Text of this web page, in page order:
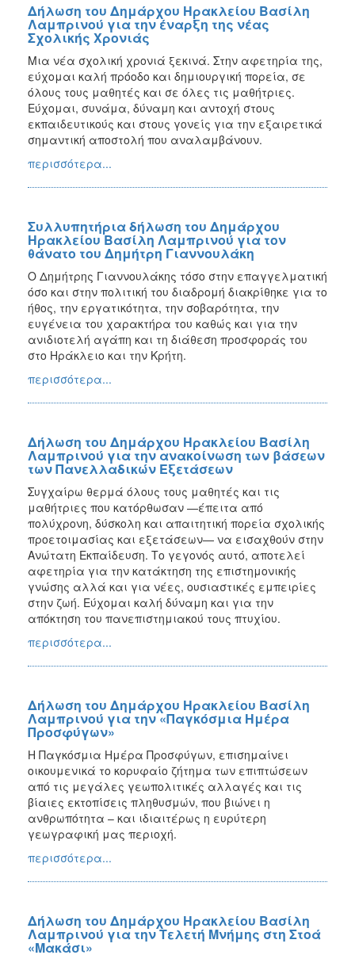
Δήλωση του Δημάρχου Ηρακλείου Βασίλη
Λαμπρινού για την έναρξη της νέας
Σχολικής Χρονιάς
Μια νέα σχολική χρονιά ξεκινά. Στην αφετηρία της,
εύχομαι καλή πρόοδο και δημιουργική πορεία, σε
όλους τους μαθητές και σε όλες τις μαθήτριες.
Εύχομαι, συνάμα, δύναμη και αντοχή στους
εκπαιδευτικούς και στους γονείς για την εξαιρετικά
σημαντική αποστολή που αναλαμβάνουν.
περισσότερα...
Συλλυπητήρια δήλωση του Δημάρχου
Ηρακλείου Βασίλη Λαμπρινού για τον
θάνατο του Δημήτρη Γιαννουλάκη
Ο Δημήτρης Γιαννουλάκης τόσο στην επαγγελματική
όσο και στην πολιτική του διαδρομή διακρίθηκε για το
ήθος, την εργατικότητα, την σοβαρότητα, την
ευγένεια του χαρακτήρα του καθώς και για την
ανιδιοτελή αγάπη και τη διάθεση προσφοράς του
στο Ηράκλειο και την Κρήτη.
περισσότερα...
Δήλωση του Δημάρχου Ηρακλείου Βασίλη
Λαμπρινού για την ανακοίνωση των βάσεων
των Πανελλαδικών Εξετάσεων
Συγχαίρω θερμά όλους τους μαθητές και τις
μαθήτριες που κατόρθωσαν —έπειτα από
πολύχρονη, δύσκολη και απαιτητική πορεία σχολικής
προετοιμασίας και εξετάσεων— να εισαχθούν στην
Ανώτατη Εκπαίδευση. Το γεγονός αυτό, αποτελεί
αφετηρία για την κατάκτηση της επιστημονικής
γνώσης αλλά και για νέες, ουσιαστικές εμπειρίες
στην ζωή. Εύχομαι καλή δύναμη και για την
απόκτηση του πανεπιστημιακού τους πτυχίου.
περισσότερα...
Δήλωση του Δημάρχου Ηρακλείου Βασίλη
Λαμπρινού για την «Παγκόσμια Ημέρα
Προσφύγων»
Η Παγκόσμια Ημέρα Προσφύγων, επισημαίνει
οικουμενικά το κορυφαίο ζήτημα των επιπτώσεων
από τις μεγάλες γεωπολιτικές αλλαγές και τις
βίαιες εκτοπίσεις πληθυσμών, που βιώνει η
ανθρωπότητα – και ιδιαιτέρως η ευρύτερη
γεωγραφική μας περιοχή.
περισσότερα...
Δήλωση του Δημάρχου Ηρακλείου Βασίλη
Λαμπρινού για την Τελετή Μνήμης στη Στοά
«Μακάσι»